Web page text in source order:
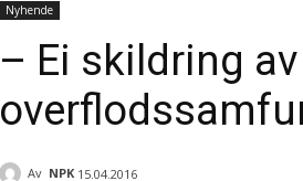
Nyhende
– Ei skildring
Av NPK 15.04.2016